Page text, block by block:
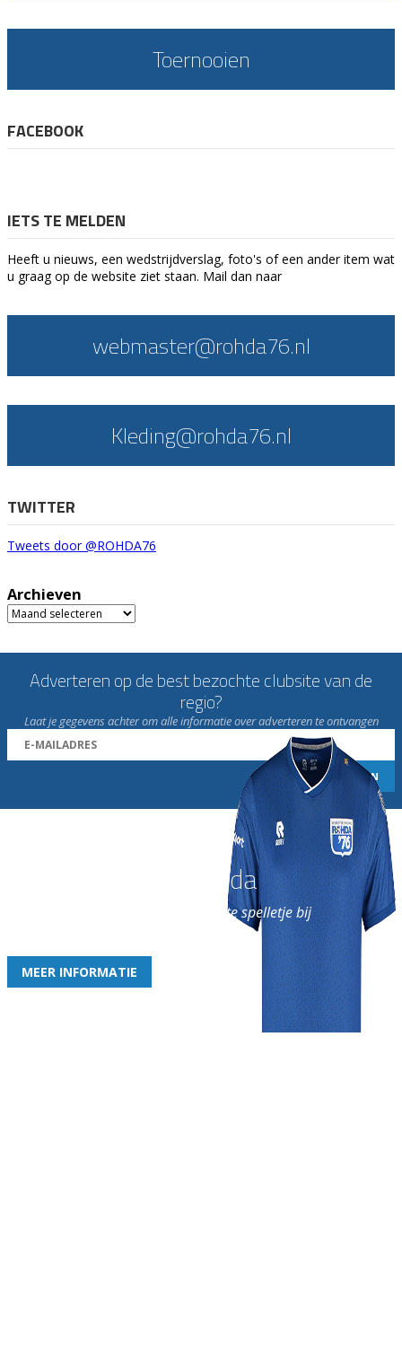
Toernooien
FACEBOOK
IETS TE MELDEN
Heeft u nieuws, een wedstrijdverslag, foto's of een ander item wat
u graag op de website ziet staan. Mail dan naar
webmaster@rohda76.nl
Kleding@rohda76.nl
TWITTER
Tweets door @ROHDA76
Archieven
Archieven
Adverteren op de best bezochte clubsite van de
regio?
Laat je gegevens achter om alle informatie over adverteren te ontvangen
Word nu lid van Rohda
en geniet iedere week van het leukste spelletje bij
MEER INFORMATIE